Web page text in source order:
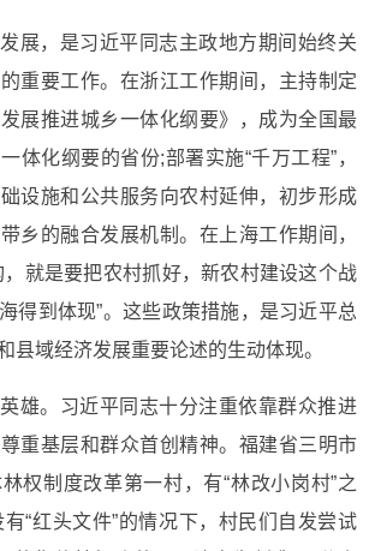
展，是习近平同志主政地方期间始终关
重要工作。在浙江工作期间，主持制定
发展推进城乡一体化纲要》，成为全国最
体化纲要的省份;部署实施“千万工程”，
设施和公共服务向农村延伸，初步形成
乡的融合发展机制。在上海工作期间，
，就是要把农村抓好，新农村建设这个战
得到体现”。这些政策措施，是习近平总
县域经济发展重要论述的生动体现。
雄。习近平同志十分注重依靠群众推进
重基层和群众首创精神。福建省三明市
权制度改革第一村，有“林改小岗村”之
“红头文件”的情况下，村民们自发尝试